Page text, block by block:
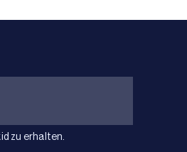
zu erhalten.